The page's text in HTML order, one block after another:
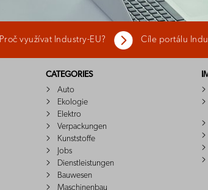
Proč využívat Industry-EU? Cíle portálu
CATEGORIES
Auto
Ekologie
Elektro
Verpackungen
Kunststoffe
Jobs
Dienstleistungen
Bauwesen
Maschinenbau